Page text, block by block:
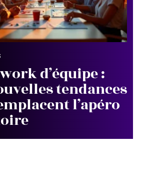
d’équipe :
tendances
l’apéro